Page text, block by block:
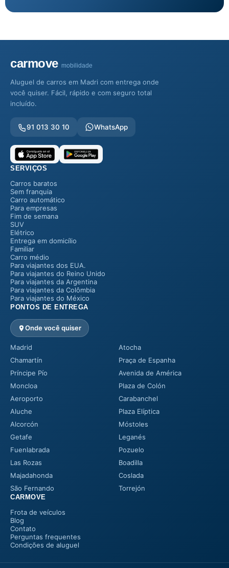
carmove mobilidade
Aluguel de carros em Madri com entrega onde
você quiser. Fácil, rápido e com seguro total
incluído.
91 013 30 10 WhatsApp
SERVIÇOS
Carros baratos
Sem franquia
Carro automático
Para empresas
Fim de semana
SUV
Elétrico
Entrega em domicílio
Familiar
Carro médio
Para viajantes dos EUA.
Para viajantes do Reino Unido
Para viajantes da Argentina
Para viajantes da Colômbia
Para viajantes do México
PONTOS DE ENTREGA
Onde você quiser
Madrid
Atocha
Chamartín
Praça de Espanha
Príncipe Pío
Avenida de América
Moncloa
Plaza de Colón
Aeroporto
Carabanchel
Aluche
Plaza Elíptica
Alcorcón
Móstoles
Getafe
Leganés
Fuenlabrada
Pozuelo
Las Rozas
Boadilla
Majadahonda
Coslada
São Fernando
Torrejón
CARMOVE
Frota de veículos
Blog
Contato
Perguntas frequentes
Condições de aluguel